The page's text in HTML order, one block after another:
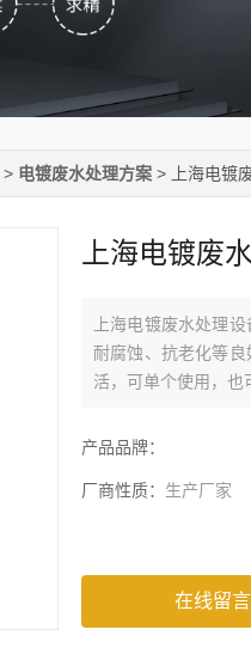
> 电镀废水处理方案 > 上海电镀
上海电镀废
上海电镀废水处理
耐腐蚀、抗老化等
活，可单个使用，也
产品品牌：
厂商性质： 生产厂家
在线留言